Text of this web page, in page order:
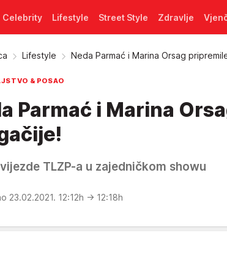
Celebrity Lifestyle Street Style Zdravlje
Lifestyle Neda Parmać i Marina Orsag
& POSAO
Parmać i Marina
TLZP-a u zajedničkom showu
23.02.2021. 12:12h → 12:18h